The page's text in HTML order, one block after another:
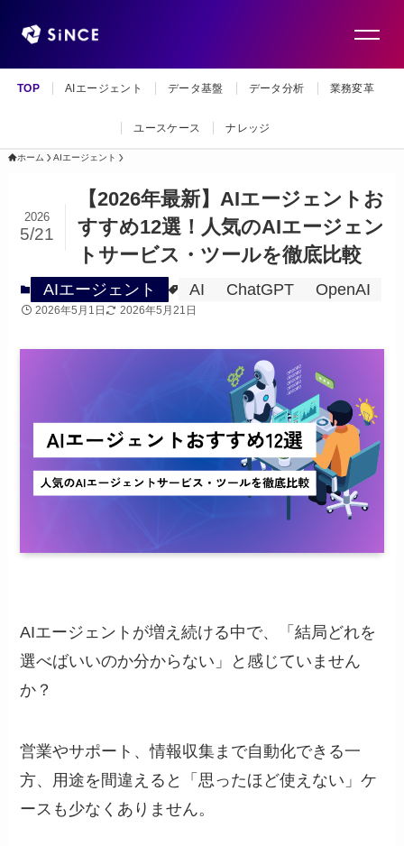
TOP AIエージェント データ基盤 データ分析 業務変革
ユースケース ナレッジ
ホーム AIエージェント
【2026年最新】AIエージェントお
すすめ12選！人気のAIエージェン
トサービス・ツールを徹底比較
2026
5/21
AIエージェント AI ChatGPT OpenAI
2026年5月1日 2026年5月21日
AIエージェントが増え続ける中で、「結局どれを
選べばいいのか分からない」と感じていません
か？
営業やサポート、情報収集まで自動化できる一
方、用途を間違えると「思ったほど使えない」ケ
ースも少なくありません。